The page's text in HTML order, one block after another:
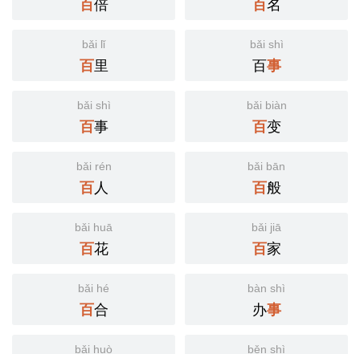
bǎi lǐ
百里
bǎi shì
百事
bǎi shì
百事
bǎi biàn
百变
bǎi rén
百人
bǎi bān
百般
bǎi huā
百花
bǎi jiā
百家
bǎi hé
百合
bàn shì
办事
bǎi huò běn shì